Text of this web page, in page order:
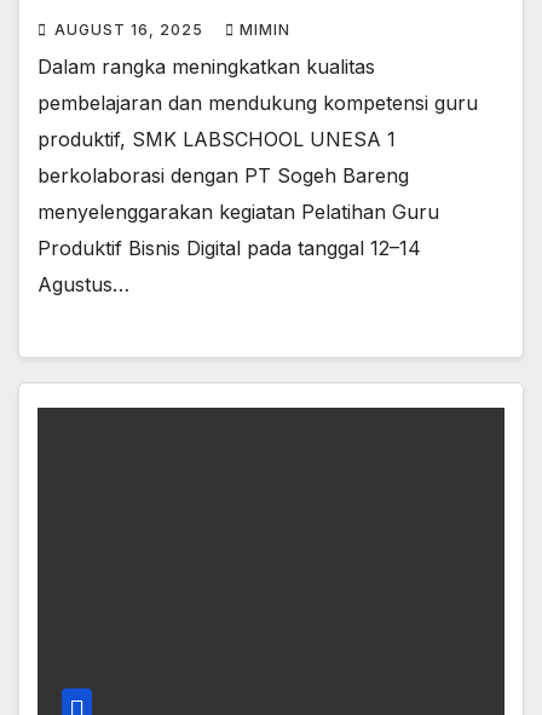
AUGUST 16, 2025 MIMIN
Dalam rangka meningkatkan kualitas
pembelajaran dan mendukung kompetensi guru
produktif, SMK LABSCHOOL UNESA 1
berkolaborasi dengan PT Sogeh Bareng
menyelenggarakan kegiatan Pelatihan Guru
Produktif Bisnis Digital pada tanggal 12–14
Agustus…